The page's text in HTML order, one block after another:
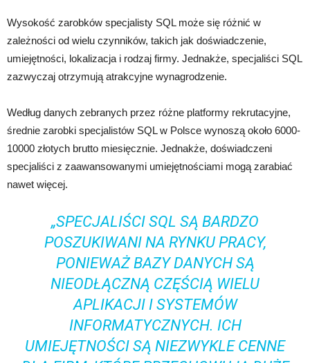
Wysokość zarobków specjalisty SQL może się różnić w
zależności od wielu czynników, takich jak doświadczenie,
umiejętności, lokalizacja i rodzaj firmy. Jednakże, specjaliści SQL
zazwyczaj otrzymują atrakcyjne wynagrodzenie.
Według danych zebranych przez różne platformy rekrutacyjne,
średnie zarobki specjalistów SQL w Polsce wynoszą około 6000-
10000 złotych brutto miesięcznie. Jednakże, doświadczeni
specjaliści z zaawansowanymi umiejętnościami mogą zarabiać
nawet więcej.
„SPECJALIŚCI SQL SĄ BARDZO
POSZUKIWANI NA RYNKU PRACY,
PONIEWAŻ BAZY DANYCH SĄ
NIEODŁĄCZNĄ CZĘŚCIĄ WIELU
APLIKACJI I SYSTEMÓW
INFORMATYCZNYCH. ICH
UMIEJĘTNOŚCI SĄ NIEZWYKLE CENNE